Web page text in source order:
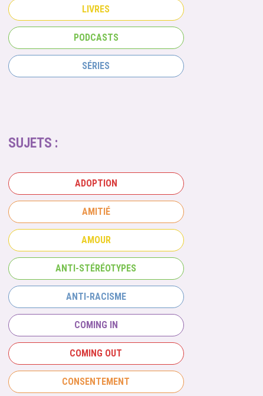
LIVRES
PODCASTS
SÉRIES
SUJETS :
ADOPTION
AMITIÉ
AMOUR
ANTI-STÉRÉOTYPES
ANTI-RACISME
COMING IN
COMING OUT
CONSENTEMENT